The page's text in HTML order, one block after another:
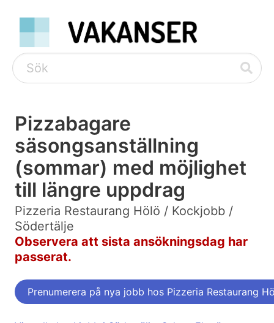
Pizzabagare
säsongsanställning
(sommar) med möjlighet
till längre uppdrag
Pizzeria Restaurang Hölö / Kockjobb /
Södertälje
Observera att sista ansökningsdag har
passerat.
Prenumerera på nya jobb hos Pizzeria Restaurang